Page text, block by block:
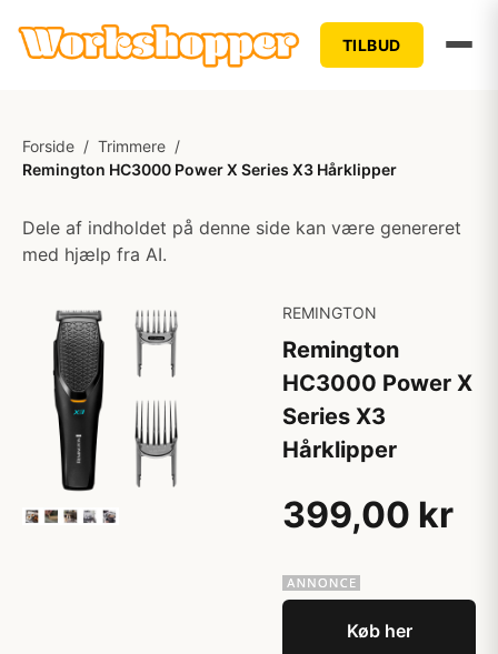
TILBUD
Forside / Trimmere /
Remington HC3000 Power X Series X3 Hårklipper
Dele af indholdet på denne side kan være genereret
med hjælp fra AI.
REMINGTON
Remington
HC3000 Power X
Series X3
Hårklipper
399,00 kr
Køb her